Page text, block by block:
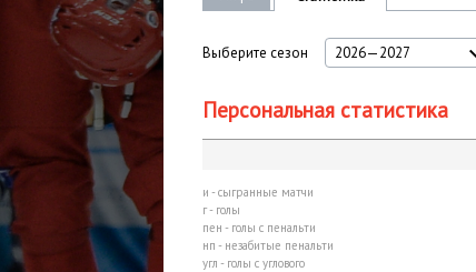
Выберите сезон 2026—2027
Персональная статистика
и - сыгранные матчи
г - голы
пен - голы с пенальти
нп - незабитые пенальти
угл - голы с углового